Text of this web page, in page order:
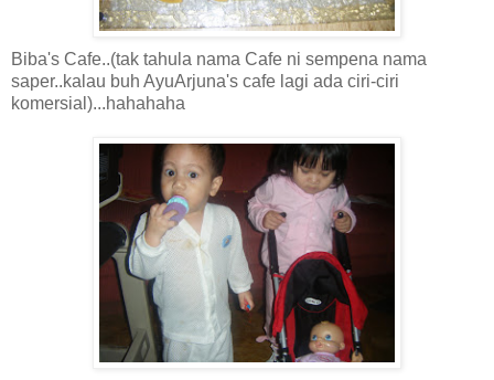
Biba's Cafe..(tak tahula nama Cafe ni sempena nama
saper..kalau buh AyuArjuna's cafe lagi ada ciri-ciri
komersial)...hahahaha